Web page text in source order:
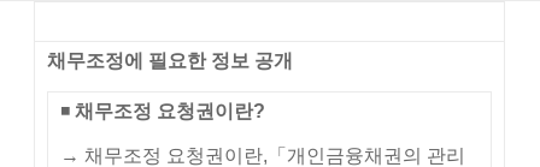
채무조정에 필요한 정보 공개
◾채무조정 요청권이란?
→ 채무조정 요청권이란,「개인금융채권의 관리